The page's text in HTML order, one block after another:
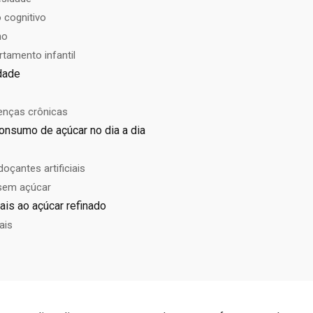
cognitivo
infantil
crônicas
de açúcar no dia a dia
artificiais
açúcar
ao açúcar refinado